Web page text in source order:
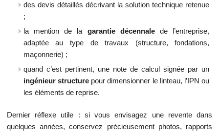
des devis détaillés décrivant la solution technique retenue
;
la mention de la garantie décennalede l’entreprise,
adaptée au type de travaux (structure, fondations,
maçonnerie) ;
quand c’est pertinent, une note de calcul signée par un
ingénieur structurepour dimensionner le linteau, l’IPN ou
les éléments de reprise.
Dernier réflexe utile : si vous envisagez une revente dans
quelques années, conservez précieusement photos, rapports